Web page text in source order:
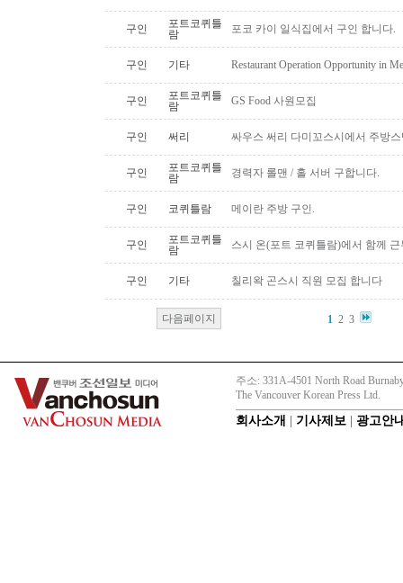
구인
포트코퀴틀
람
포코 카이 일식집에서 구인 합니다.
구인 기타 Restaurant Operation Opportunity in
구인
포트코퀴틀
람
GS Food 사원모집
구인 써리 싸우스 써리 다미꼬스시에서 주방
구인
포트코퀴틀
람
경력자 롤맨 / 홀 서버 구합니다.
구인 코퀴틀람 메이란 주방 구인.
구인
포트코퀴틀
람
스시 온(포트 코퀴틀람)에서 함께
구인 기타 칠리왁 곤스시 직원 모집 합니다
다음페이지 1 2 3
주소: 331A-4501 North Road
The Vancouver Korean Press Ltd.
회사소개 기사제보 광고안